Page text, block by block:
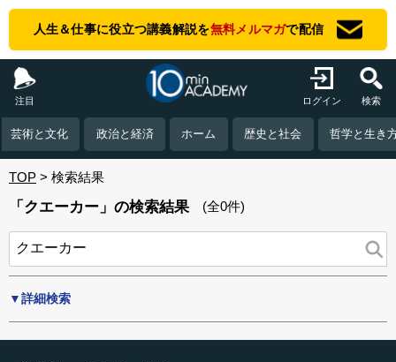
人生＆仕事に役立つ講義解説を無料メルマガで配信
注目 ログイン 検索
芸術と文化 政治と経済 ホーム 歴史と社会 哲学と生き
TOP 検索結果
「クエーカー」の検索結果 (全0件)
▼詳細検索